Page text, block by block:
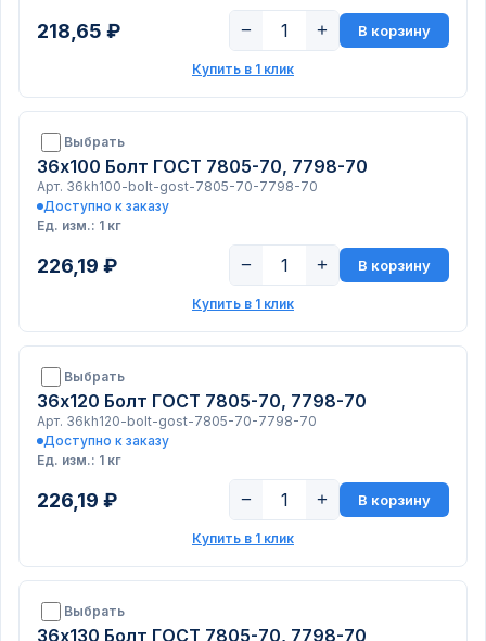
218,65 ₽ − + В корзину
Купить в 1 клик
Выбрать
36х100 Болт ГОСТ 7805-70, 7798-70
Арт. 36kh100-bolt-gost-7805-70-7798-70
Доступно к заказу
Ед. изм.: 1 кг
226,19 ₽ − + В корзину
Купить в 1 клик
Выбрать
36х120 Болт ГОСТ 7805-70, 7798-70
Арт. 36kh120-bolt-gost-7805-70-7798-70
Доступно к заказу
Ед. изм.: 1 кг
226,19 ₽ − + В корзину
Купить в 1 клик
Выбрать
36х130 Болт ГОСТ 7805-70, 7798-70